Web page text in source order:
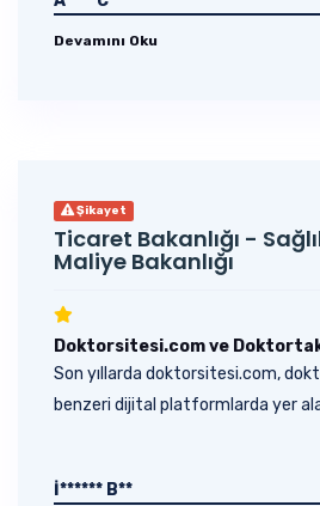
Devamını Oku
Şikayet
Ticaret Bakanlığı -
Maliye Bakanlığı
Doktorsitesi.com ve
Son yıllarda doktorsitesi.com,
benzeri dijital platformlarda yer
İ****** B**